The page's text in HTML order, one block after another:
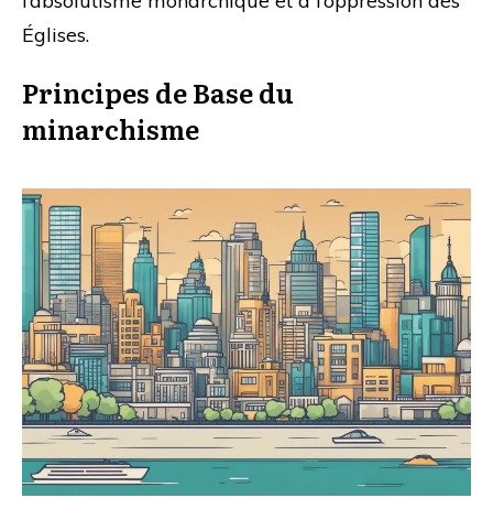
Églises.
Principes de Base du
minarchisme